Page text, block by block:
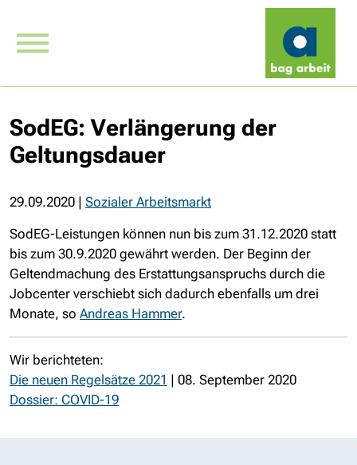
SodEG: Verlängerung der
Geltungsdauer
29.09.2020 | Sozialer Arbeitsmarkt
SodEG-Leistungen können nun bis zum 31.12.2020 statt
bis zum 30.9.2020 gewährt werden. Der Beginn der
Geltendmachung des Erstattungsanspruchs durch die
Jobcenter verschiebt sich dadurch ebenfalls um drei
Monate, so Andreas Hammer.
Wir berichteten:
Die neuen Regelsätze 2021 | 08. September 2020
Dossier: COVID-19